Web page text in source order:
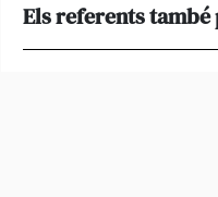
Els referents també